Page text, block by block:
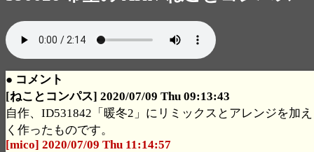
● コメント
[ねことコンパス] 2020/07/09 Thu 09:13:43
自作、ID531842「暖冬2」にリミックスとアレンジを加
く作ったものです。
[mico] 2020/07/09 Thu 11:14:57